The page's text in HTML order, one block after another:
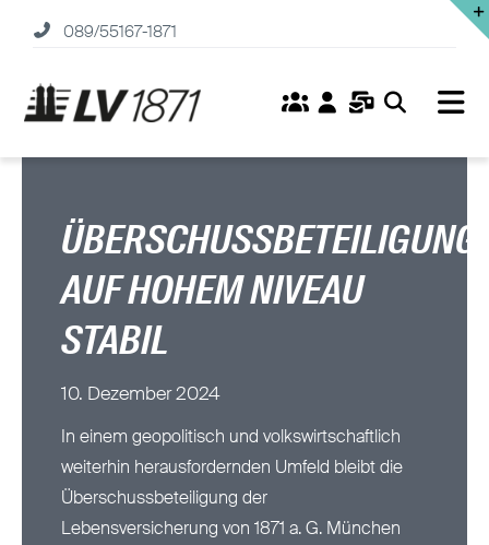
springen
089/55167-1871
Versicherungen
Fonds
Service
Karriere
Nachhaltigkeit
ÜBERSCHUSSBETEILIGUNG
AUF HOHEM NIVEAU
STABIL
10. Dezember 2024
In einem geopolitisch und volkswirtschaftlich
weiterhin herausfordernden Umfeld bleibt die
Überschussbeteiligung der
Lebensversicherung von 1871 a. G. München